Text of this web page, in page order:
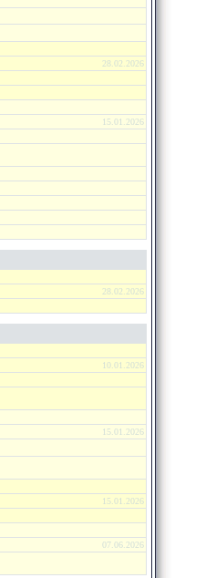
28.02.2026
15.01.2026
28.02.2026
10.01.2026
15.01.2026
15.01.2026
07.06.2026